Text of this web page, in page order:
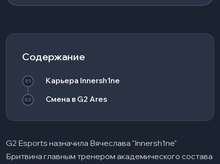
Содержание
01 Карьера Innersh1ne
02 Смена в G2 Ares
G2 Esports назначила Вячеслава "Innersh1ne"
Бритвина главным тренером академического состава